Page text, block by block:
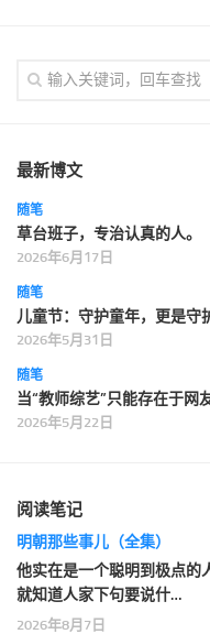
最新博文
随笔
草台班子，专治认真的人。
2026年6月17日
随笔
儿童节：守护童年，更是守
2026年5月31日
随笔
当“教师综艺”只能存在于网
2026年5月22日
阅读笔记
明朝那些事儿（全集）
他实在是一个聪明到极点的
就知道人家下句要说什…
2026年8月7日